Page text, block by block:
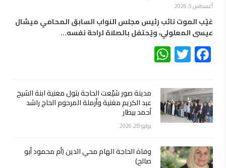
أغسطس 5, 2026
غيّب الموت نائب رئيس مجلس النواب السابق المحامي ميشال
عيسى المعلولي، ويُحتفل بالصلاة لراحة نفسه…
Facebook
Twitter
مدينة صور شيّعت الحاجة بتول مغنية ابنة الشيخ
عبد الكريم مغنية وأرملة المرحوم الحاج راشد
أحمد بيطار
يوليو 28, 2026
وفاة الحاجة الهام محي الدين (أم محمود أبو
صالح)